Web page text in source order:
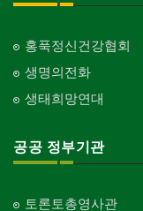
홍푹정신건강협회
생명의전화
생태희망연대
공공 정부기관
토론토총영사관